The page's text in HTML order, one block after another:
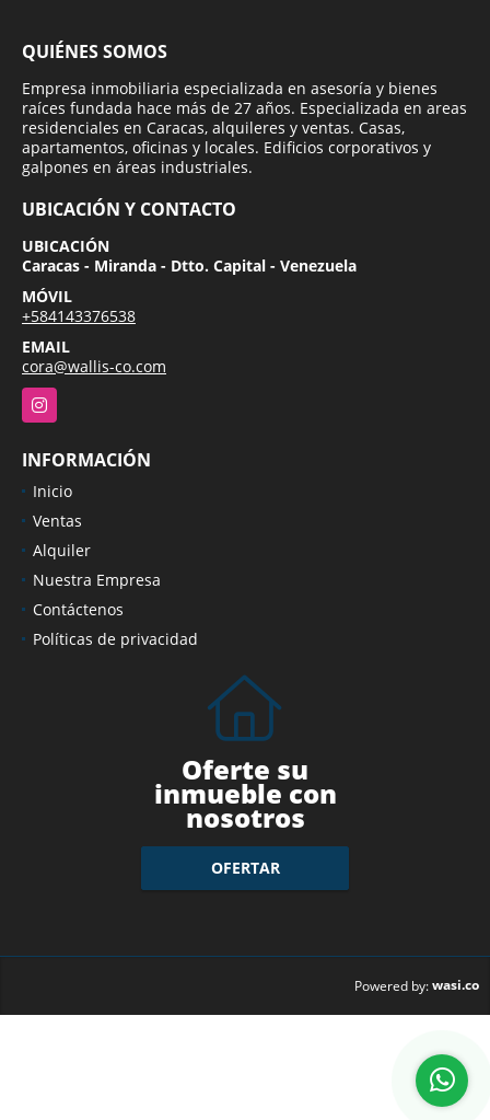
QUIÉNES SOMOS
Empresa inmobiliaria especializada en asesoría y bienes
raíces fundada hace más de 27 años. Especializada en areas
residenciales en Caracas, alquileres y ventas. Casas,
apartamentos, oficinas y locales. Edificios corporativos y
galpones en áreas industriales.
UBICACIÓN Y CONTACTO
UBICACIÓN
Caracas - Miranda - Dtto. Capital - Venezuela
MÓVIL
+584143376538
EMAIL
cora@wallis-co.com
Instagram
INFORMACIÓN
Inicio
Ventas
Alquiler
Nuestra Empresa
Contáctenos
Políticas de privacidad
Oferte su
inmueble con
nosotros
OFERTAR
Powered by:wasi.co